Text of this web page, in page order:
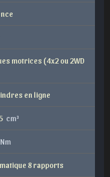
motrices ( 4x2 ou 2WD
en ligne
cm³
Nm
8 rapports